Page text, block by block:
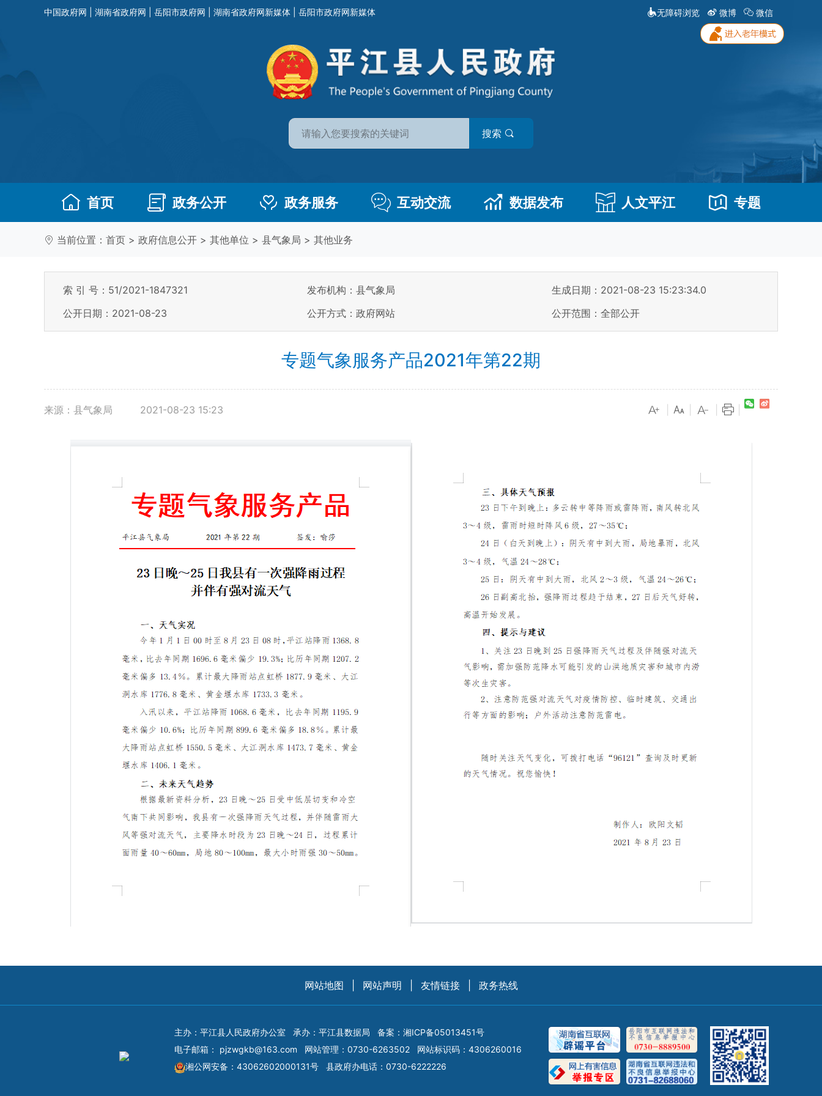
中国政府网 湖南省政府网 岳阳市政府网 湖南省政府网新媒体 岳阳市政府网新媒体 无障碍浏览 微博 微信
搜索
首页 政务公开 政务服务 互动交流 数据发布 人文平江 专题
当前位置： 首页 > 政府信息公开 > 其他单位 > 县气象局 > 其他业务
索 引 号：51/2021-1847321 发布机构：县气象局
生成日期：2021-08-23 15:23:34.0
公开日期：2021-08-23
公开方式：政府网站 公开范围：全部公开
专题气象服务产品2021年第22期
来源：县气象局 2021-08-23 15:23
网站地图 网站声明 友情链接 政务热线
主办：平江县人民政府办公室 承办：平江县数据局 备案： 湘ICP备05013451号
电子邮箱： pjzwgkb@163.com 网站管理：0730-6263502
网站标识码：4306260016
湘公网安备：43062602000131号
县政府办电话：0730-6222226